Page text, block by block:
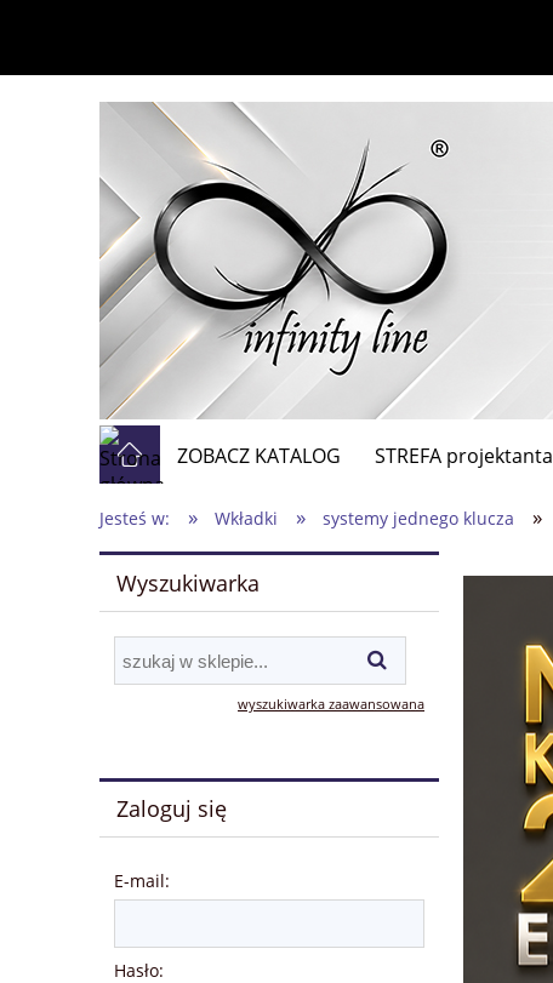
ZOBACZ KATALOG STREFA projektanta
Jesteś w: » Wkładki » systemy jednego klucza »
Wyszukiwarka
wyszukiwarka zaawansowana
Zaloguj się
E-mail:
Hasło: